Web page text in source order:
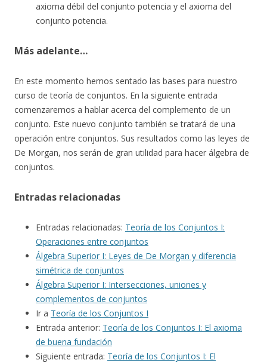
axioma débil del conjunto potencia y el axioma del
conjunto potencia.
Más adelante…
En este momento hemos sentado las bases para nuestro
curso de teoría de conjuntos. En la siguiente entrada
comenzaremos a hablar acerca del complemento de un
conjunto. Este nuevo conjunto también se tratará de una
operación entre conjuntos. Sus resultados como las leyes de
De Morgan, nos serán de gran utilidad para hacer álgebra de
conjuntos.
Entradas relacionadas
Entradas relacionadas: Teoría de los Conjuntos I:
Operaciones entre conjuntos
Álgebra Superior I: Leyes de De Morgan y diferencia
simétrica de conjuntos
Álgebra Superior I: Intersecciones, uniones y
complementos de conjuntos
Ir a Teoría de los Conjuntos I
Entrada anterior: Teoría de los Conjuntos I: El axioma
de buena fundación
Siguiente entrada: Teoría de los Conjuntos I: El